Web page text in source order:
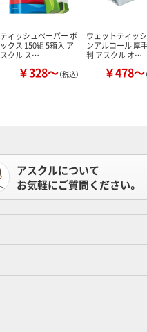
ティッシュペーパー ボ
ックス 150組 5箱入 ア
スクル ス…
￥328～（税込）
ウェットティッ
ンアルコール 厚
判 アスクル オ…
￥478～
アスクルについて
お気軽にご質問ください。